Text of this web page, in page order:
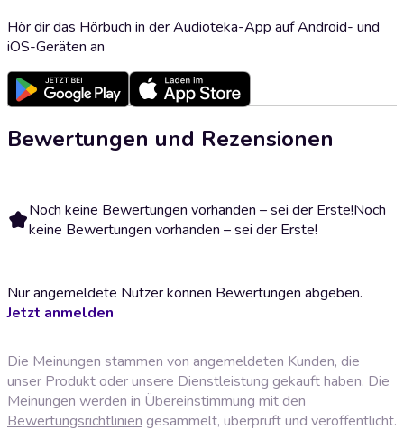
Hör dir das Hörbuch in der Audioteka-App auf Android- und
iOS-Geräten an
Bewertungen und Rezensionen
Noch keine Bewertungen vorhanden – sei der Erste!Noch
keine Bewertungen vorhanden – sei der Erste!
Nur angemeldete Nutzer können Bewertungen abgeben.
Jetzt anmelden
Die Meinungen stammen von angemeldeten Kunden, die
unser Produkt oder unsere Dienstleistung gekauft haben. Die
Meinungen werden in Übereinstimmung mit den
Bewertungsrichtlinien gesammelt, überprüft und veröffentlicht.